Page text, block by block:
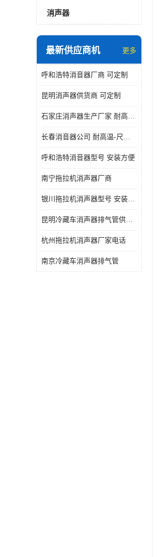
消声器
最新供应商机 更多
呼和浩特消音器厂商 可定制
昆明消声器供货商 可定制
石家庄消声器生产厂家 耐高温-尺寸可定制
长春消音器公司 耐高温-尺寸可定制
呼和浩特消音器型号 安装方便
南宁拖拉机消声器厂商
银川拖拉机消声器型号 安装方便
昆明冷藏车消声器排气管供货商 可定制
杭州拖拉机消声器厂家电话
南京冷藏车消声器排气管